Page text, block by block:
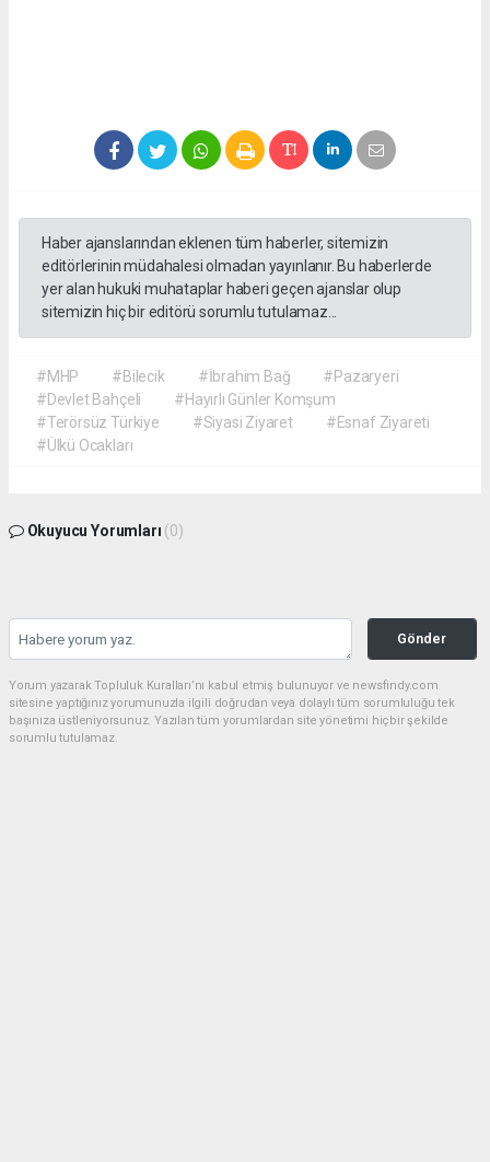
Haber ajanslarından eklenen tüm haberler, sitemizin
editörlerinin müdahalesi olmadan yayınlanır. Bu haberlerde
yer alan hukuki muhataplar haberi geçen ajanslar olup
sitemizin hiç bir editörü sorumlu tutulamaz...
#MHP #Bilecik #İbrahim Bağ
#Pazaryeri
#Devlet Bahçeli
#Hayırlı Günler Komşum
#Terörsüz Türkiye
#Siyasi Ziyaret
#Esnaf Ziyareti
#Ülkü Ocakları
Okuyucu Yorumları (0)
Gönder
Yorum yazarak Topluluk Kuralları’nı kabul etmiş bulunuyor ve newsfindy.com
sitesine yaptığınız yorumunuzla ilgili doğrudan veya dolaylı tüm sorumluluğu tek
başınıza üstleniyorsunuz. Yazılan tüm yorumlardan site yönetimi hiçbir şekilde
sorumlu tutulamaz.